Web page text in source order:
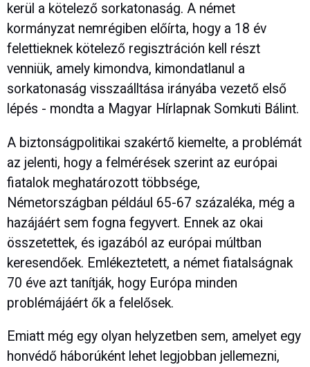
kerül a kötelező sorkatonaság. A német
kormányzat nemrégiben előírta, hogy a 18 év
felettieknek kötelező regisztráción kell részt
venniük, amely kimondva, kimondatlanul a
sorkatonaság visszaálltása irányába vezető első
lépés - mondta a Magyar Hírlapnak Somkuti Bálint.
A biztonságpolitikai szakértő kiemelte, a problémát
az jelenti, hogy a felmérések szerint az európai
fiatalok meghatározott többsége,
Németországban például 65-67 százaléka, még a
hazájáért sem fogna fegyvert. Ennek az okai
összetettek, és igazából az európai múltban
keresendőek. Emlékeztetett, a német fiatalságnak
70 éve azt tanítják, hogy Európa minden
problémájáért ők a felelősek.
Emiatt még egy olyan helyzetben sem, amelyet egy
honvédő háborúként lehet legjobban jellemezni,